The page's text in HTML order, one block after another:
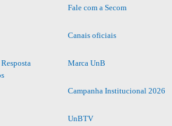
Fale com a Secom
Canais oficiais
Marca UnB
Campanha Institucional 2026
UnBTV